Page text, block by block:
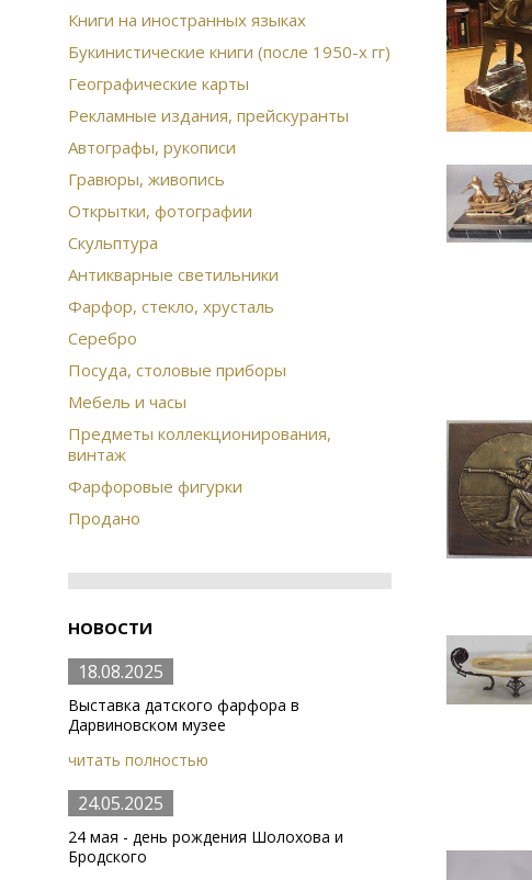
Книги на иностранных языках
Букинистические книги (после 1950-х гг)
Географические карты
Рекламные издания, прейскуранты
Автографы, рукописи
Гравюры, живопись
Открытки, фотографии
Скульптура
Антикварные светильники
Фарфор, стекло, хрусталь
Серебро
Посуда, столовые приборы
Мебель и часы
Предметы коллекционирования,
винтаж
Фарфоровые фигурки
Продано
НОВОСТИ
18.08.2025
Выставка датского фарфора в
Дарвиновском музее
читать полностью
24.05.2025
24 мая - день рождения Шолохова и
Бродского